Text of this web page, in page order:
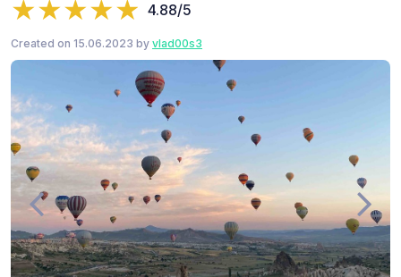
4.88/5
Created on 15.06.2023 by vlad00s3